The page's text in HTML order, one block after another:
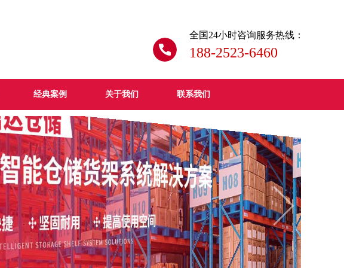
188-2523-6460
全国24小时咨询服务热线：
经典案例 关于我们 联系我们